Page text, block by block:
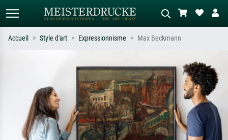
Recherchez par artiste, titre ou style –
ex. Monet, Nuit étoilée,
impressionnisme, vague de Hokusai,
nu.
Décrivez la scène – ex. prairie verte,
abstrait avec beaucoup de rouge,
tableau sombre, nu debout près d'un
arbre.
Accueil Style d'art Expressionnisme Max Beckmann